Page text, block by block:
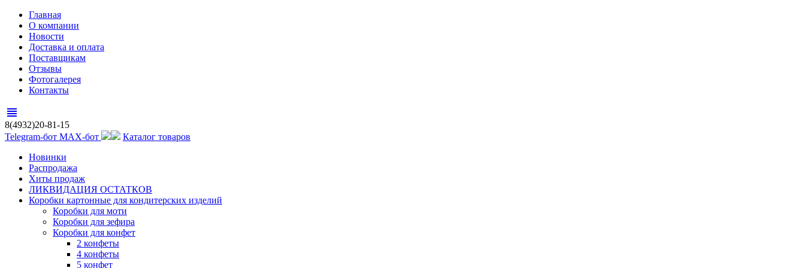
Главная
О компании
Новости
Доставка и оплата
Поставщикам
Отзывы
Фотогалерея
Контакты
view_headline
8(4932)20-81-15
Telegram-бот MAX-бот
Каталог товаров
Новинки
Распродажа
Хиты продаж
ЛИКВИДАЦИЯ ОСТАТКОВ
Коробки картонные для кондитерских изделий
Коробки для моти
Коробки для зефира
Коробки для конфет
2 конфеты
4 конфеты
5 конфет